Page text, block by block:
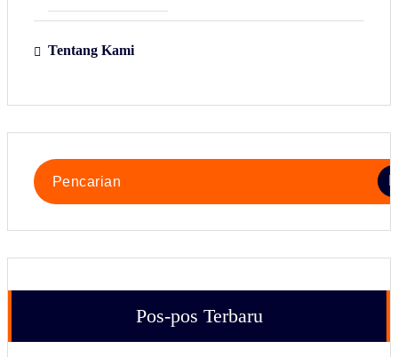
Tentang Kami
Pencarian
untuk:
Pos-pos Terbaru